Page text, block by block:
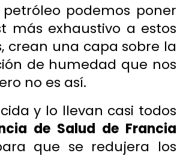
podemos poner
más exhaustivo a estos
crean una capa sobre la
de humedad que nos
no es así.
y lo llevan casi todos
de Salud de Francia
que se redujera los